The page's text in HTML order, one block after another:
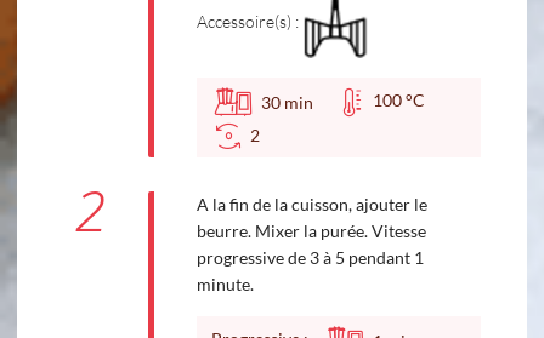
Accessoire(s) :
30 min
100 °C
2
2
A la fin de la cuisson, ajouter le
beurre. Mixer la purée. Vitesse
progressive de 3 à 5 pendant 1
minute.